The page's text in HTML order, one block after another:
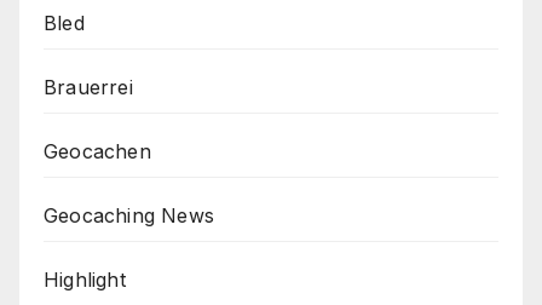
Bled
Brauerrei
Geocachen
Geocaching News
Highlight